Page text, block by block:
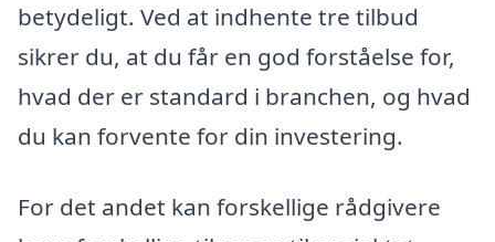
betydeligt. Ved at indhente tre tilbud
sikrer du, at du får en god forståelse for,
hvad der er standard i branchen, og hvad
du kan forvente for din investering.
For det andet kan forskellige rådgivere